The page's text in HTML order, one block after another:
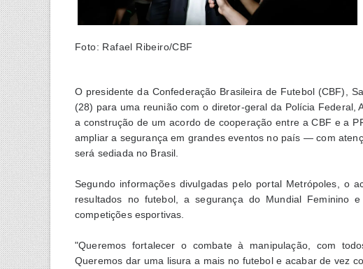
Foto: Rafael Ribeiro/CBF
O presidente da Confederação Brasileira de Futebol (CBF),
(28) para uma reunião com o diretor-geral da Polícia Federal,
a construção de um acordo de cooperação entre a CBF e a
ampliar a segurança em grandes eventos no país — com
será sediada no Brasil.
Segundo informações divulgadas pelo portal Metrópoles, o
resultados no futebol, a segurança do Mundial Feminino
competições esportivas.
"Queremos fortalecer o combate à manipulação, com
Queremos dar uma lisura a mais no futebol e acabar de vez